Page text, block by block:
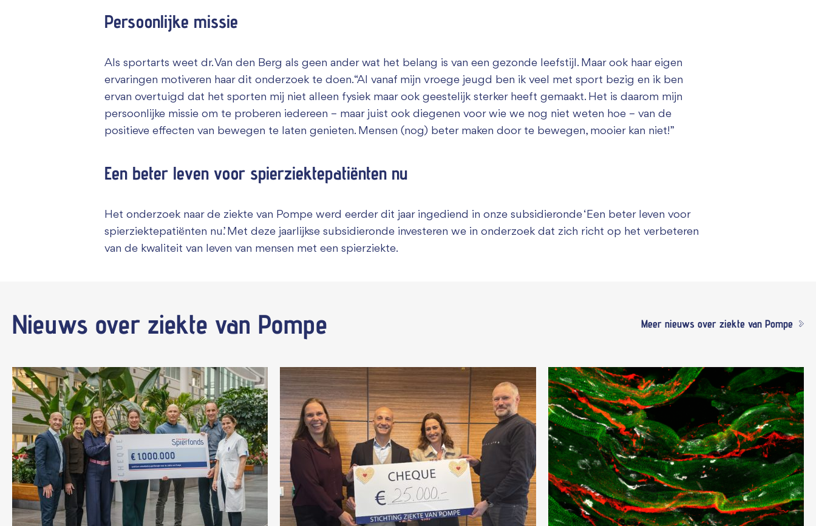
Persoonlijke missie
Als sportarts weet dr. Van den Berg als geen ander wat het belang is van een gezonde leefstijl. Maar ook haar eigen
ervaringen motiveren haar dit onderzoek te doen. “Al vanaf mijn vroege jeugd ben ik veel met sport bezig en ik ben
ervan overtuigd dat het sporten mij niet alleen fysiek maar ook geestelijk sterker heeft gemaakt. Het is daarom mijn
persoonlijke missie om te proberen iedereen – maar juist ook diegenen voor wie we nog niet weten hoe – van de
positieve effecten van bewegen te laten genieten. Mensen (nog) beter maken door te bewegen, mooier kan niet!”
Een beter leven voor spierziektepatiënten nu
Het onderzoek naar de ziekte van Pompe werd eerder dit jaar ingediend in onze subsidieronde ‘Een beter leven voor
spierziektepatiënten nu’. Met deze jaarlijkse subsidieronde investeren we in onderzoek dat zich richt op het verbeteren
van de kwaliteit van leven van mensen met een spierziekte.
Nieuws over ziekte van Pompe Meer nieuws over ziekte van Pompe